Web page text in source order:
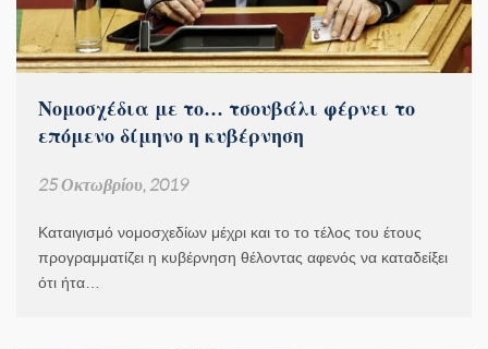
Νομοσχέδια με το… τσουβάλι φέρνει το
επόμενο δίμηνο η κυβέρνηση
25 Οκτωβρίου, 2019
Καταιγισμό νομοσχεδίων μέχρι και το το τέλος του έτους
προγραμματίζει η κυβέρνηση θέλοντας αφενός να καταδείξει
ότι ήτα…